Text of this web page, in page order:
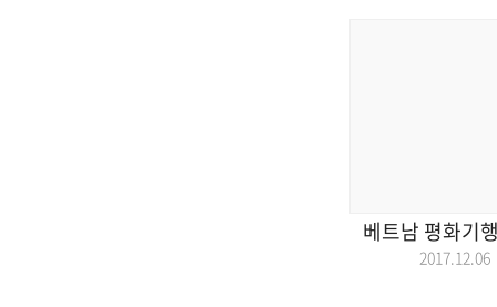
베트남 평화기